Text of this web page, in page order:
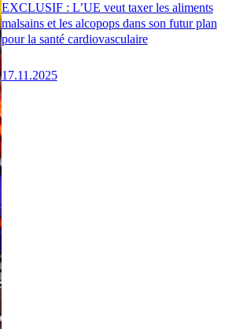
EXCLUSIF : L’UE veut taxer les aliments
malsains et les alcopops dans son futur plan
pour la santé cardiovasculaire
17.11.2025